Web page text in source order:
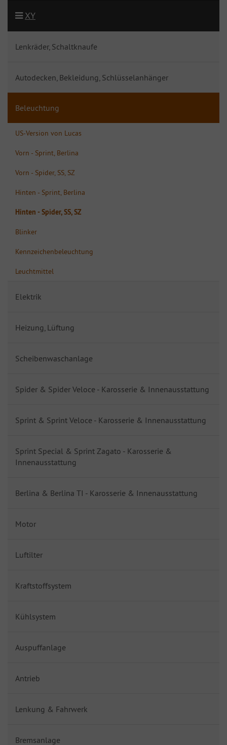
XY
Lenkräder, Schaltknaufe
Autodecken, Bekleidung, Schlüsselanhänger
Beleuchtung
US-Version von Lucas
Vorn - Sprint, Berlina
Vorn - Spider, SS, SZ
Hinten - Sprint, Berlina
Hinten - Spider, SS, SZ
Blinker
Kennzeichenbeleuchtung
Leuchtmittel
Elektrik
Heizung, Lüftung
Scheibenwaschanlage
Spider & Spider Veloce - Karosserie & Innenausstattung
Sprint & Sprint Veloce - Karosserie & Innenausstattung
Sprint Special & Sprint Zagato - Karosserie &
Innenausstattung
Berlina & Berlina TI - Karosserie & Innenausstattung
Motor
Luftilter
Kraftstoffsystem
Kühlsystem
Auspuffanlage
Antrieb
Lenkung & Fahrwerk
Bremsanlage